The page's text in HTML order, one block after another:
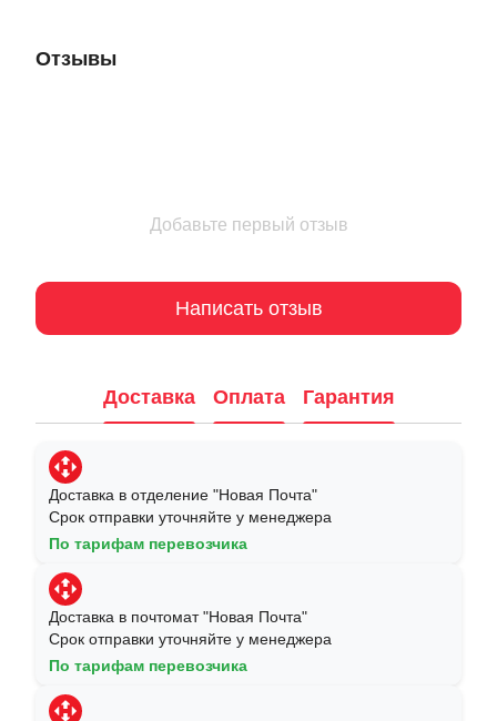
Отзывы
Добавьте первый отзыв
Написать отзыв
Доставка Оплата Гарантия
Доставка в отделение "Новая Почта"
Срок отправки уточняйте у менеджера
По тарифам перевозчика
Доставка в почтомат "Новая Почта"
Срок отправки уточняйте у менеджера
По тарифам перевозчика